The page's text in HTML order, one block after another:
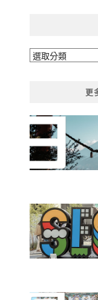
分
更